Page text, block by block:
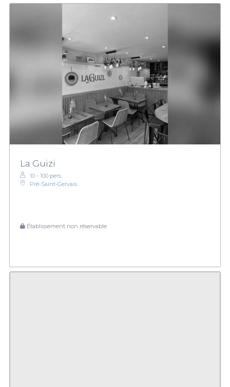
La Guizi
10 - 100 pers.
Pré-Saint-Gervais
Établissement non réservable